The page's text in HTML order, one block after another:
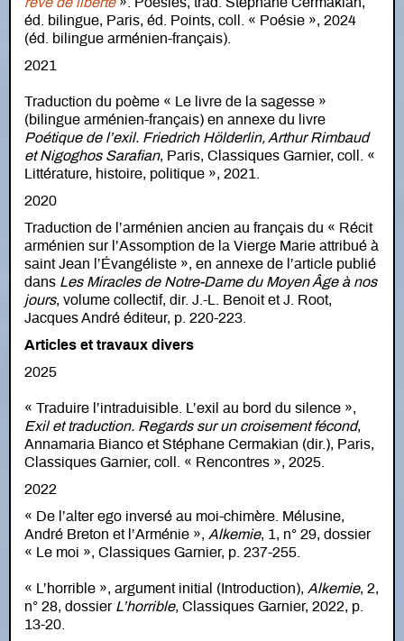
éd. bilingue, Paris, éd. Points, coll. « Poésie », 2024
(éd. bilingue arménien-français).
2021
Traduction du poème « Le livre de la sagesse »
(bilingue arménien-français) en annexe du livre
Poétique de l’exil. Friedrich Hölderlin, Arthur Rimbaud
et Nigoghos Sarafian, Paris, Classiques Garnier, coll. «
Littérature, histoire, politique », 2021.
2020
Traduction de l’arménien ancien au français du « Récit
arménien sur l’Assomption de la Vierge Marie attribué à
saint Jean l’Évangéliste », en annexe de l’article publié
dans Les Miracles de Notre-Dame du Moyen Âge à nos
jours, volume collectif, dir. J.-L. Benoit et J. Root,
Jacques André éditeur, p. 220-223.
Articles et travaux divers
2025
« Traduire l’intraduisible. L’exil au bord du silence »,
Exil et traduction. Regards sur un croisement fécond,
Annamaria Bianco et Stéphane Cermakian (dir.), Paris,
Classiques Garnier, coll. « Rencontres », 2025.
2022
« De l’alter ego inversé au moi-chimère. Mélusine,
André Breton et l’Arménie », Alkemie, 1, n° 29, dossier
« Le moi », Classiques Garnier, p. 237-255.
« L’horrible », argument initial (Introduction), Alkemie, 2,
n° 28, dossier L’horrible, Classiques Garnier, 2022, p.
13-20.